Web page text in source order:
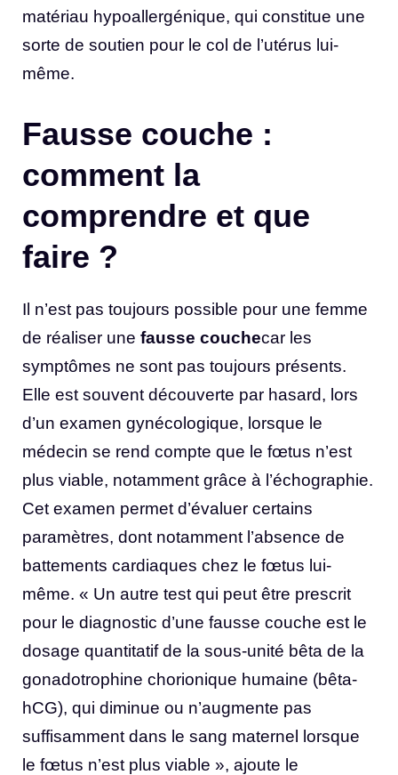
matériau hypoallergénique, qui constitue une
sorte de soutien pour le col de l’utérus lui-
même.
Fausse couche :
comment la
comprendre et que
faire ?
Il n’est pas toujours possible pour une femme
de réaliser une fausse couchecar les
symptômes ne sont pas toujours présents.
Elle est souvent découverte par hasard, lors
d’un examen gynécologique, lorsque le
médecin se rend compte que le fœtus n’est
plus viable, notamment grâce à l’échographie.
Cet examen permet d’évaluer certains
paramètres, dont notamment l’absence de
battements cardiaques chez le fœtus lui-
même. « Un autre test qui peut être prescrit
pour le diagnostic d’une fausse couche est le
dosage quantitatif de la sous-unité bêta de la
gonadotrophine chorionique humaine (bêta-
hCG), qui diminue ou n’augmente pas
suffisamment dans le sang maternel lorsque
le fœtus n’est plus viable », ajoute le